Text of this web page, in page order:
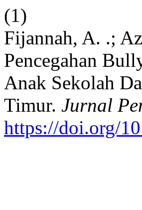
(1)
Fijannah, A. .;
Pencegahan
Anak Sekolah
Timur. Jurnal
https://doi.org/